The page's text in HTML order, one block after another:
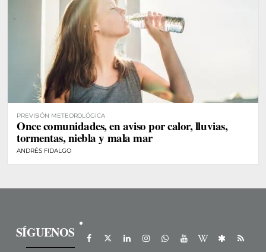
PREVISIÓN METEOROLÓGICA
Once comunidades, en aviso por calor, lluvias,
tormentas, niebla y mala mar
ANDRÉS FIDALGO
SÍGUENOS